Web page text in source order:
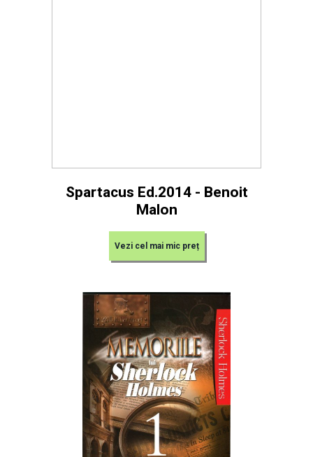
Spartacus Ed.2014 - Benoit
Malon
Vezi cel mai mic preț